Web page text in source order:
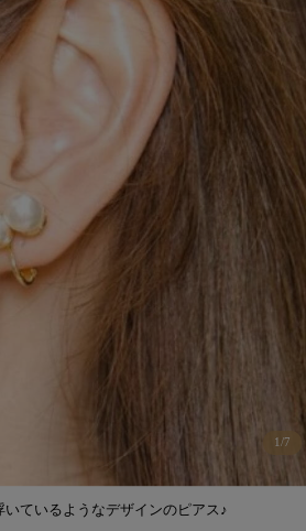
いているようなデザインのピアス♪
1/7